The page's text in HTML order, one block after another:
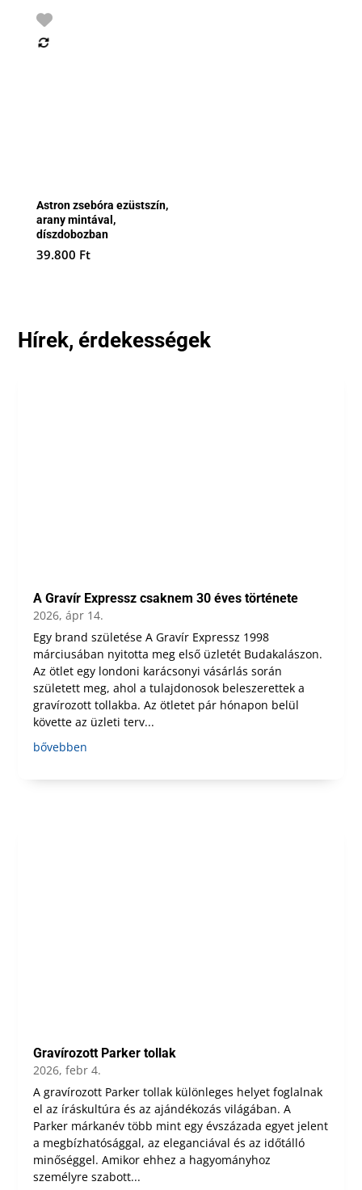
Astron zsebóra ezüstszín,
arany mintával,
díszdobozban
39.800 Ft
Hírek, érdekességek
A Gravír Expressz csaknem 30 éves története
2026, ápr 14.
Egy brand születése A Gravír Expressz 1998
márciusában nyitotta meg első üzletét Budakalászon.
Az ötlet egy londoni karácsonyi vásárlás során
született meg, ahol a tulajdonosok beleszerettek a
gravírozott tollakba. Az ötletet pár hónapon belül
követte az üzleti terv...
bővebben
Gravírozott Parker tollak
2026, febr 4.
A gravírozott Parker tollak különleges helyet foglalnak
el az íráskultúra és az ajándékozás világában. A
Parker márkanév több mint egy évszázada egyet jelent
a megbízhatósággal, az eleganciával és az időtálló
minőséggel. Amikor ehhez a hagyományhoz
személyre szabott...